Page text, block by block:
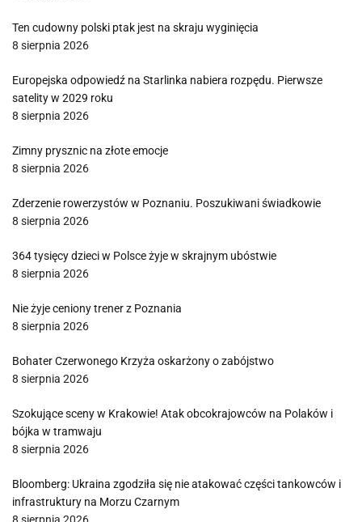
Ten cudowny polski ptak jest na skraju wyginięcia
8 sierpnia 2026
Europejska odpowiedź na Starlinka nabiera rozpędu. Pierwsze
satelity w 2029 roku
8 sierpnia 2026
Zimny prysznic na złote emocje
8 sierpnia 2026
Zderzenie rowerzystów w Poznaniu. Poszukiwani świadkowie
8 sierpnia 2026
364 tysięcy dzieci w Polsce żyje w skrajnym ubóstwie
8 sierpnia 2026
Nie żyje ceniony trener z Poznania
8 sierpnia 2026
Bohater Czerwonego Krzyża oskarżony o zabójstwo
8 sierpnia 2026
Szokujące sceny w Krakowie! Atak obcokrajowców na Polaków i
bójka w tramwaju
8 sierpnia 2026
Bloomberg: Ukraina zgodziła się nie atakować części tankowców i
infrastruktury na Morzu Czarnym